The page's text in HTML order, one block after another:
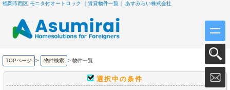
福岡市西区 モニタ付オートロック ｜賃貸物件一覧｜ あすみらい株式会社
TOPページ > 物件検索 > 物件一覧
選択中の条件